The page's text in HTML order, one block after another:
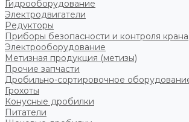
Гидрооборудование
Электродвигатели
Редукторы
Приборы безопасности и контроля крана
Электрооборудование
Метизная продукция (метизы)
Прочие запчасти
Дробильно-сортировочное
Грохоты
Конусные дробилки
Питатели